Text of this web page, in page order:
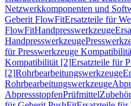
Netzwerkkomponenten und
Geberit FlowFitErsatzteile für
FlowFitHandpresswerkzeuge
Handpresswerkzeuge
für Presswerkzeuge
Kompatibilität [2]Ersatzteile für
[2]Rohrbearbeitungswerkzeuge
Rohrbearbeitungswerkzeuge
AbpressstopfenPrüfmittelZubehör